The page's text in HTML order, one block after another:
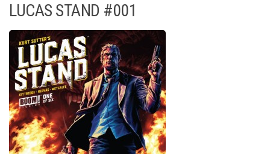
LUCAS STAND #001